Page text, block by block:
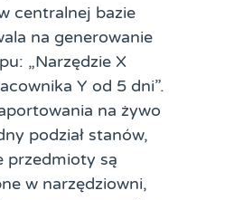
centralnej bazie
na generowanie
„Narzędzie X
Y od 5 dni”.
na żywo
podział stanów,
przedmioty są
w narzędziowni,